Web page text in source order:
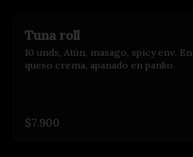
Tuna roll
10 unds, Atún, masago, spicy env. En
queso crema, apanado en panko.
$7.900